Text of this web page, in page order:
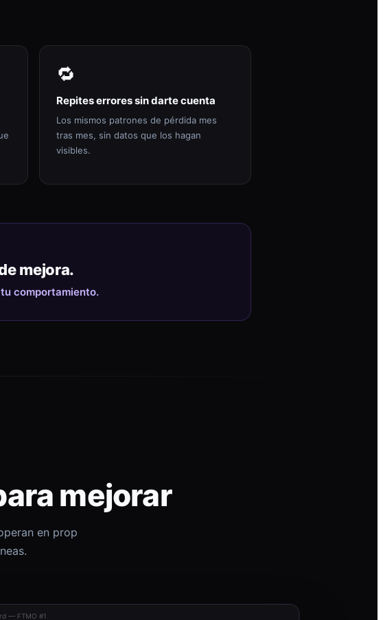
🔁
Repites errores sin darte cuenta
Los mismos patrones de pérdida mes
tras mes, sin datos que los hagan
visibles.
mejora.
comportamiento.
mejorar
en prop
— FTMO #1